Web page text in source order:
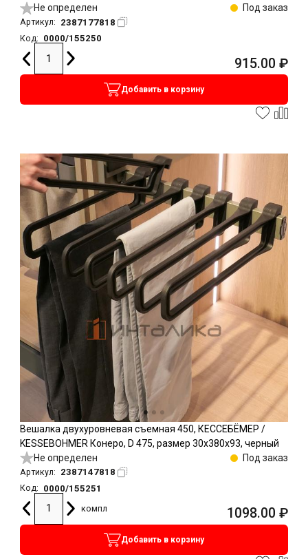
Не определен
Под заказ
Артикул: 2387177818
Код: 0000/155250
915.00 ₽
Добавить в корзину
Вешалка двухуровневая съемная 450, КЕССЕБЁМЕР /
KESSEBOHMER Конеро, D 475, размер 30x380x93, черный
Не определен
Под заказ
Артикул: 2387147818
Код:
0000/155251
компл
1098.00 ₽
Добавить в корзину